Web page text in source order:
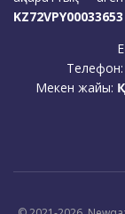
KZ72VPY00033653
Телефон:
Мекен жайы: